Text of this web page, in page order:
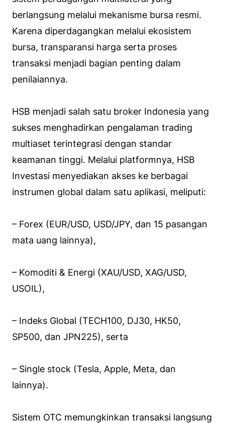
berlangsung melalui mekanisme bursa resmi.
Karena diperdagangkan melalui ekosistem
bursa, transparansi harga serta proses
transaksi menjadi bagian penting dalam
penilaiannya.
HSB menjadi salah satu broker Indonesia yang
sukses menghadirkan pengalaman trading
multiaset terintegrasi dengan standar
keamanan tinggi. Melalui platformnya, HSB
Investasi menyediakan akses ke berbagai
instrumen global dalam satu aplikasi, meliputi:
– Forex (EUR/USD, USD/JPY, dan 15 pasangan
mata uang lainnya),
– Komoditi & Energi (XAU/USD, XAG/USD,
USOIL),
– Indeks Global (TECH100, DJ30, HK50,
SP500, dan JPN225), serta
– Single stock (Tesla, Apple, Meta, dan
lainnya).
Sistem OTC memungkinkan transaksi langsung